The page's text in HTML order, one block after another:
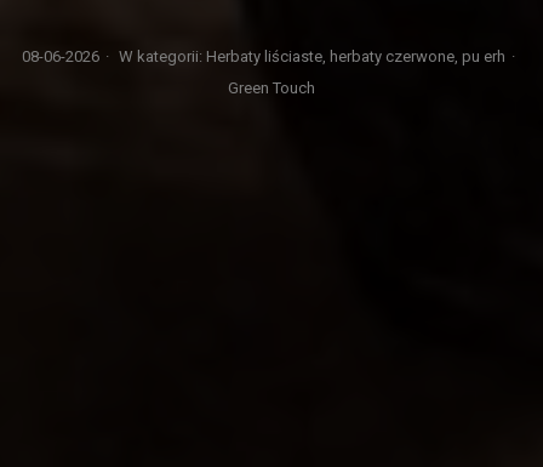
08-06-2026 · W kategorii: Herbaty liściaste, herbaty czerwone, pu erh ·
Green Touch